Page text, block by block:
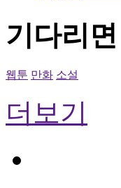
기다리
웹툰 만화 소설
더보기